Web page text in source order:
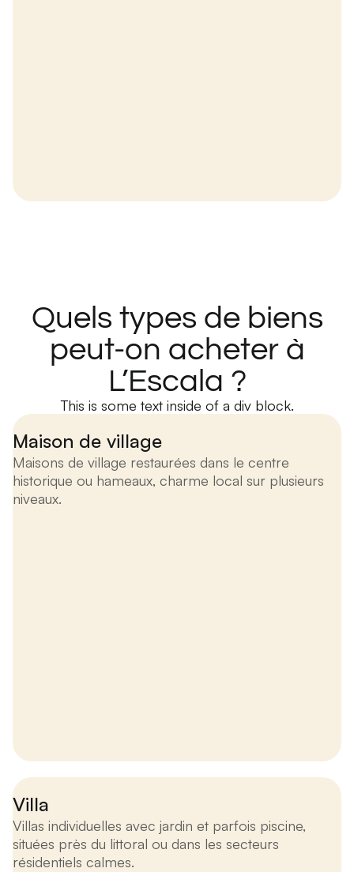
Quels types de biens
peut-on acheter à
L’Escala ?
This is some text inside of a div block.
Maison de village
Maisons de village restaurées dans le centre
historique ou hameaux, charme local sur plusieurs
niveaux.
Villa
Villas individuelles avec jardin et parfois piscine,
situées près du littoral ou dans les secteurs
résidentiels calmes.